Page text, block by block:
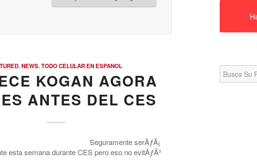
,NEWS,TODO CELULAR EN ESPANOL
KOGAN AGORA
ANTES DEL CES
Seguramente serÃƒÂ¡
esta semana durante CES pero eso no evitÃƒÂ³
Search
for: